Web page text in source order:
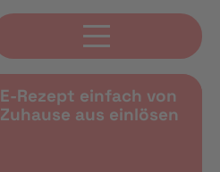
E-Rezept einfach von
Zuhause aus einlösen